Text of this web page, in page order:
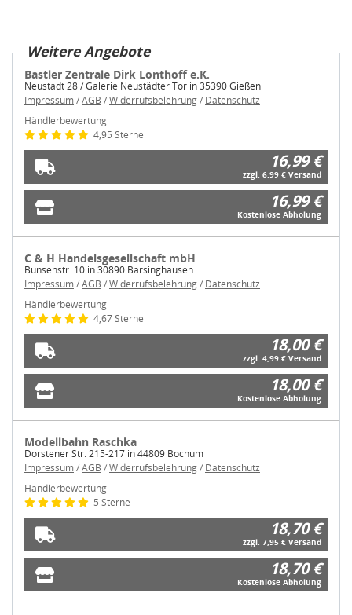
Weitere Angebote
Bastler Zentrale Dirk Lonthoff e.K.
Neustadt 28 / Galerie Neustädter Tor in 35390 Gießen
Impressum/AGB /Widerrufsbelehrung/ Datenschutz
Händlerbewertung
4,95 Sterne
16,99 €
zzgl. 6,99 € Versand
16,99 €
Kostenlose Abholung
C & H Handelsgesellschaft mbH
Bunsenstr. 10 in 30890 Barsinghausen
Impressum/AGB /Widerrufsbelehrung/ Datenschutz
Händlerbewertung
4,67 Sterne
18,00 €
zzgl. 4,99 € Versand
18,00 €
Kostenlose Abholung
Modellbahn Raschka
Dorstener Str. 215-217 in 44809 Bochum
Impressum/AGB /Widerrufsbelehrung/ Datenschutz
Händlerbewertung
5 Sterne
18,70 €
zzgl. 7,95 € Versand
18,70 €
Kostenlose Abholung